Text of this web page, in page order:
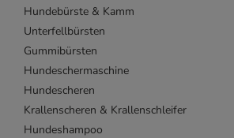
Hundebürste & Kamm
Unterfellbürsten
Gummibürsten
Hundeschermaschine
Hundescheren
Krallenscheren & Krallenschleifer
Hundeshampoo